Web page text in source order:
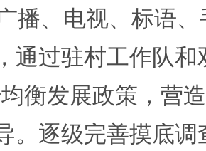
播、电视、标语
通过驻村工作队和
衡发展政策，营
。逐级完善摸底